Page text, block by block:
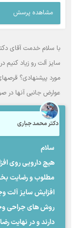
مشاهده پرسش
با سلام خدمت آقای
مورد پیشنهادی؟
عوارض جانبی آنها در
دکتر محمد جباری
سلام
هیچ دارویی روی
مطلوب و رضایت
افزایش سایز آلت
روش های جراحی
دارند و در نهایت